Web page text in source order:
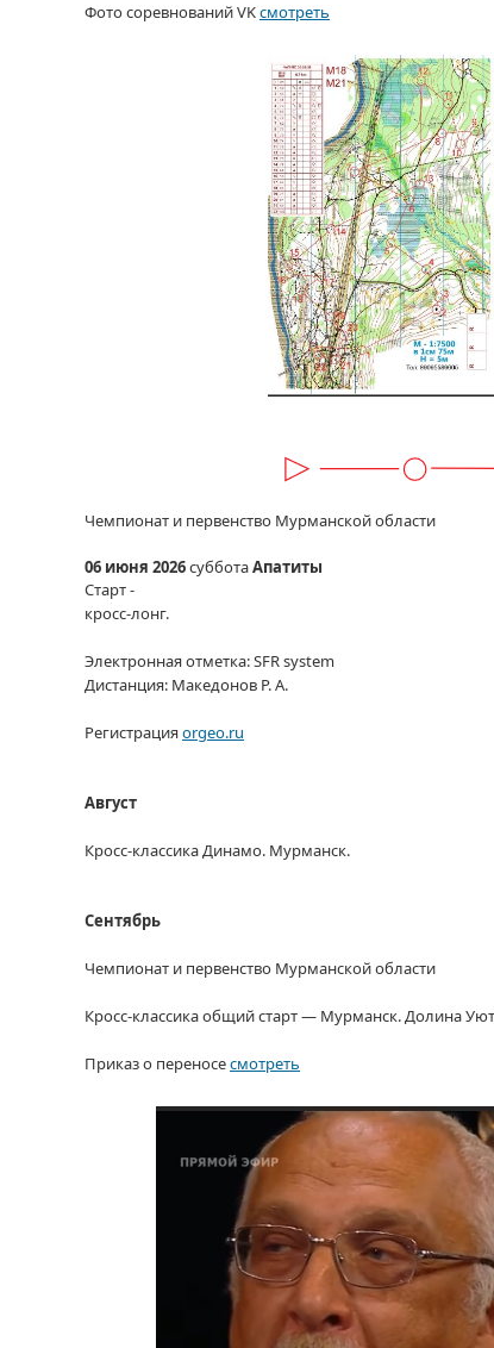
Фото соревнований VKсмотреть
Чемпионат и первенство Мурманской области
06 июня 2026субботаАпатиты
Старт -
кросс-лонг.
Электронная отметка: SFR system
Дистанция: Македонов Р. А.
Регистрацияorgeo.ru
Август
Кросс-классикаДинамо. Мурманск.
Сентябрь
Чемпионат и первенство Мурманской области
Кросс-классикаобщийстарт — Мурманск.Долина
Приказо переносесмотреть